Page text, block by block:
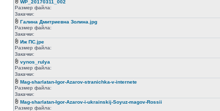
WP_20170311_002
Размер файла:
Закачки:
Галина Дмитриевна Золина.jpg
Размер файла:
Закачки:
Иж ПС.jpe
Размер файла:
Закачки:
vynos_rulya
Размер файла:
Закачки:
Mag-sharlatan-Igor-Azarov-stranichka-v-internete
Размер файла:
Закачки:
Mag-sharlatan-Igor-Azarov-i-ukrainskij-Soyuz-magov-Rossii
Размер файла: